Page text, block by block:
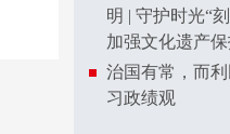
明 | 守护时光“
加强文化遗产保
治国有常，而
习政绩观